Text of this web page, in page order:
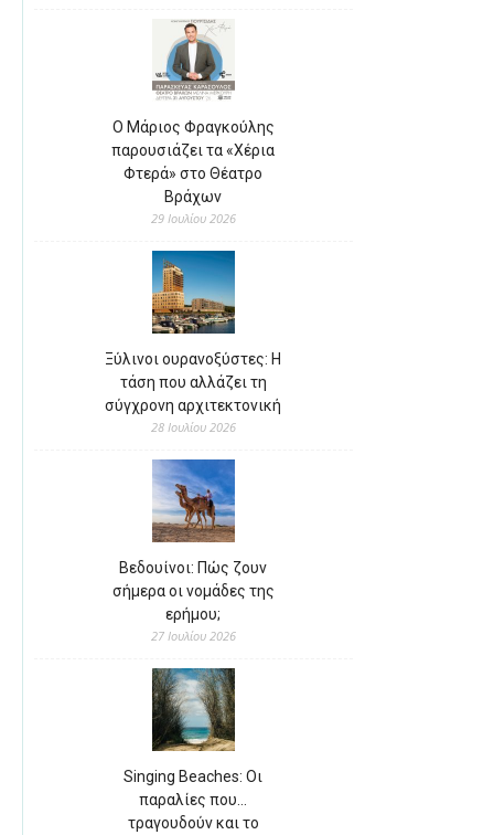
Ο Μάριος Φραγκούλης
παρουσιάζει τα «Χέρια
Φτερά» στο Θέατρο
Βράχων
29 Ιουλίου 2026
Ξύλινοι ουρανοξύστες: Η
τάση που αλλάζει τη
σύγχρονη αρχιτεκτονική
28 Ιουλίου 2026
Βεδουίνοι: Πώς ζουν
σήμερα οι νομάδες της
ερήμου;
27 Ιουλίου 2026
Singing Beaches: Οι
παραλίες που…
τραγουδούν και το